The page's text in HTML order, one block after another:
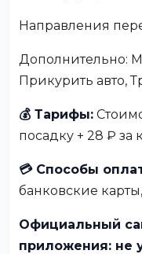
Направления
Дополнительно:
Прикурить авто,
💰 Тарифы:
посадку + 28 ₽ за
💳 Способы
банковские
Официальный
приложения: не